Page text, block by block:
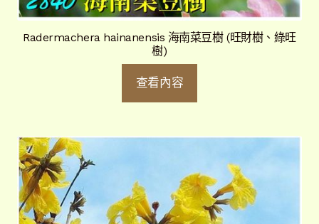
Radermachera hainanensis 海南菜豆樹 (旺財樹、綠旺
樹)
查看內容